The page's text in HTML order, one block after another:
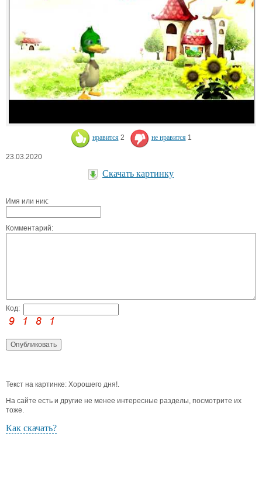
нравится 2 не нравится 1
23.03.2020
Скачать картинку
Имя или ник:
Комментарий:
Код:
Текст на картинке: Хорошего дня!.
На сайте есть и другие не менее интересные разделы, посмотрите их
тоже.
Как скачать?